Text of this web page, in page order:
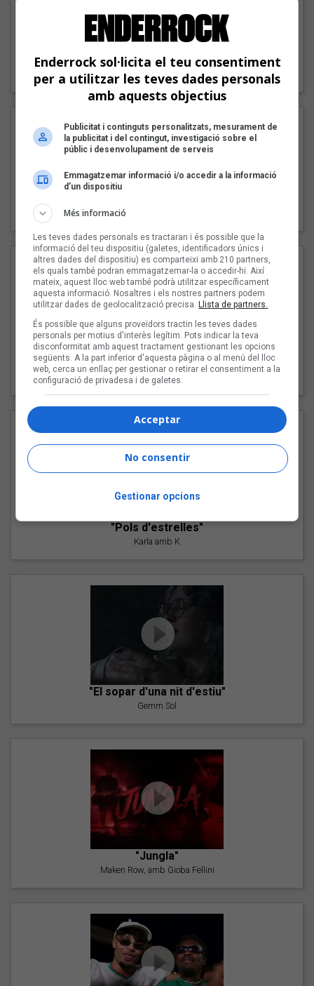
"Lo bueno y lo malo"
Carmen y María
Pep Álvarez amb Joan Muntaner (Xanguito)
"Les cabres"
94 Rules amb Compte
"Pols d'estrelles"
Karla amb K
"El sopar d'una nit d'estiu"
Gemm Sol
"Jungla"
Maken Row, amb Gioba Fellini
Enderrock sol·licita el teu consentiment
per a utilitzar les teves dades personals
amb aquests objectius
Publicitat i continguts personalitzats, mesurament de
la publicitat i del contingut, investigació sobre el
públic i desenvolupament de serveis
Emmagatzemar informació i/o accedir a la informació
d’un dispositiu
Més informació
Les teves dades personals es tractaran i és possible que la
informació del teu dispositiu (galetes, identificadors únics i
altres dades del dispositiu) es comparteixi amb 210 partners,
els quals també podran emmagatzemar-la o accedir-hi. Així
mateix, aquest lloc web també podrà utilitzar específicament
aquesta informació. Nosaltres i els nostres partners podem
utilitzar dades de geolocalització precisa. Llista de partners.
És possible que alguns proveïdors tractin les teves dades
personals per motius d'interès legítim. Pots indicar la teva
disconformitat amb aquest tractament gestionant les opcions
següents. A la part inferior d'aquesta pàgina o al menú del lloc
web, cerca un enllaç per gestionar o retirar el consentiment a la
configuració de privadesa i de galetes.
Acceptar
No consentir
Gestionar opcions